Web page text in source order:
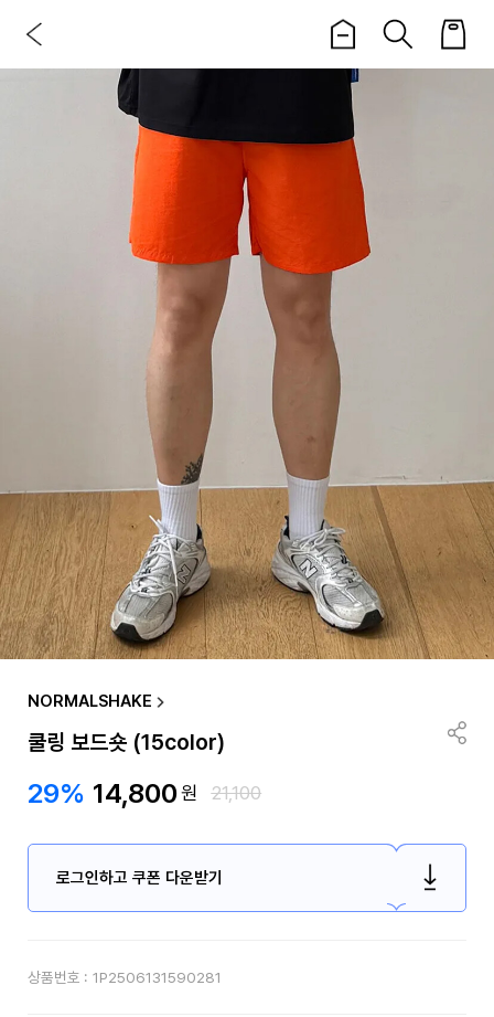
NORMALSHAKE
쿨링 보드숏 (15color)
29% 14,800원 21,100
로그인하고 쿠폰 다운받기
상품번호 : 1P2506131590281